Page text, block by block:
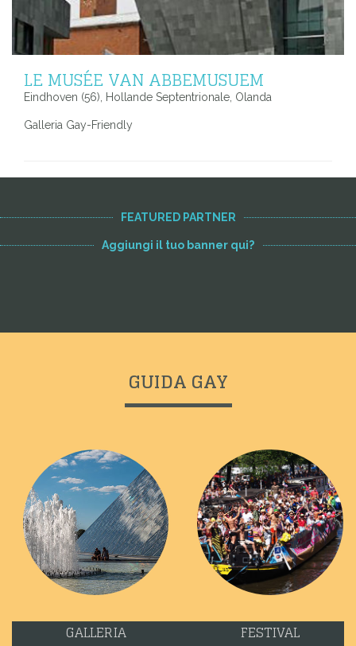
LE MUSÉE VAN ABBEMUSUEM
Eindhoven (56), Hollande Septentrionale, Olanda
Galleria Gay-Friendly
FEATURED PARTNER
Aggiungi il tuo banner qui?
GUIDA GAY
GALLERIA FESTIVAL